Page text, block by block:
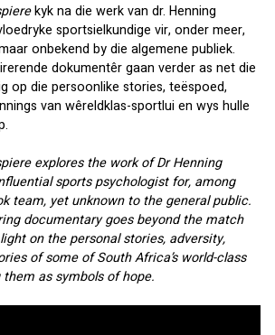
kyk na die werk van dr. Henning
sportsielkundige vir, onder meer,
onbekend by die algemene publiek.
dokumentêr gaan verder as net die
op die persoonlike stories, teëspoed,
van wêreldklas-sportlui en wys hulle
explores the work of Dr Henning
sports psychologist for, among
team, yet unknown to the general public.
documentary goes beyond the match
on the personal stories, adversity,
of some of South Africa’s world-class
as symbols of hope.